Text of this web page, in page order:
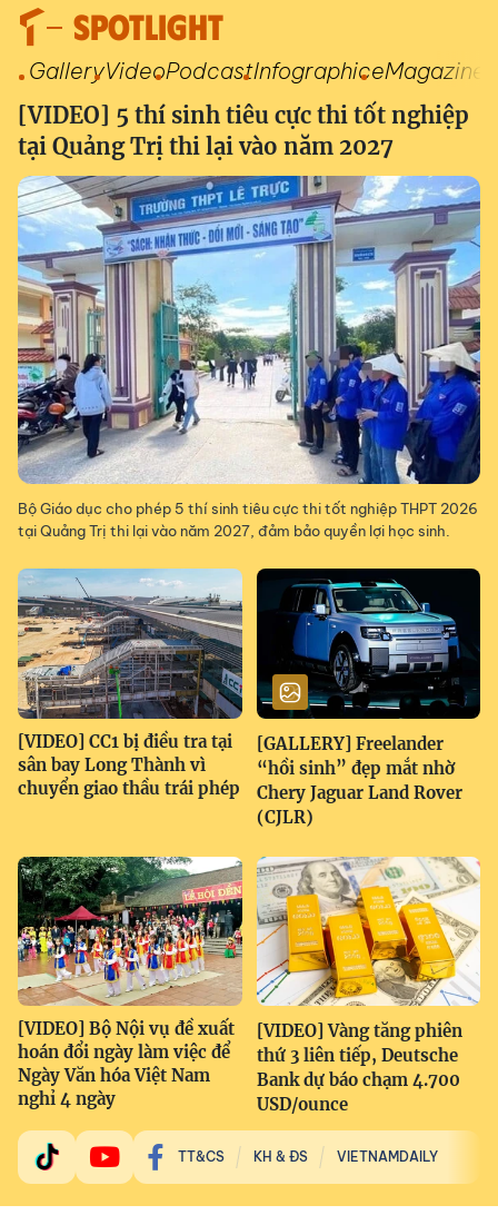
SPOTLIGHT
GalleryVideoPodcastInfographiceMagazine
[VIDEO] 5 thí sinh tiêu cực thi tốt nghiệp
tại Quảng Trị thi lại vào năm 2027
Bộ Giáo dục cho phép 5 thí sinh tiêu cực thi tốt nghiệp THPT 2026
tại Quảng Trị thi lại vào năm 2027, đảm bảo quyền lợi học sinh.
[VIDEO] CC1 bị điều tra tại
sân bay Long Thành vì
chuyển giao thầu trái phép
[GALLERY] Freelander
“hồi sinh” đẹp mắt nhờ
Chery Jaguar Land Rover
(CJLR)
[VIDEO] Bộ Nội vụ đề xuất
hoán đổi ngày làm việc để
Ngày Văn hóa Việt Nam
nghỉ 4 ngày
[VIDEO] Vàng tăng phiên
thứ 3 liên tiếp, Deutsche
Bank dự báo chạm 4.700
USD/ounce
TT&CS KH & ĐS VIETNAMDAILY